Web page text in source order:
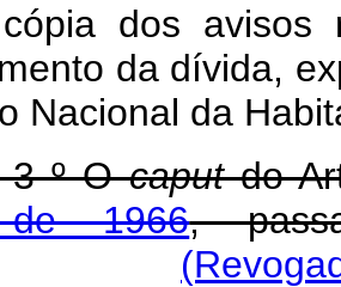
dos avisos
da dívida,
Nacional da
3 º Ocaputdo
de 1966,